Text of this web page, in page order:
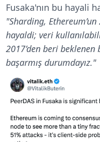
Fusaka'nın bu hayali
"Sharding,
hayaldi; veri
2017’den beri
başarmış durumdayız."